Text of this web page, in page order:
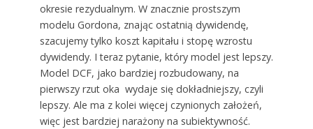
okresie rezydualnym. W znacznie prostszym
modelu Gordona, znając ostatnią dywidendę,
szacujemy tylko koszt kapitału i stopę wzrostu
dywidendy. I teraz pytanie, który model jest lepszy.
Model DCF, jako bardziej rozbudowany, na
pierwszy rzut oka wydaje się dokładniejszy, czyli
lepszy. Ale ma z kolei więcej czynionych założeń,
więc jest bardziej narażony na subiektywność.